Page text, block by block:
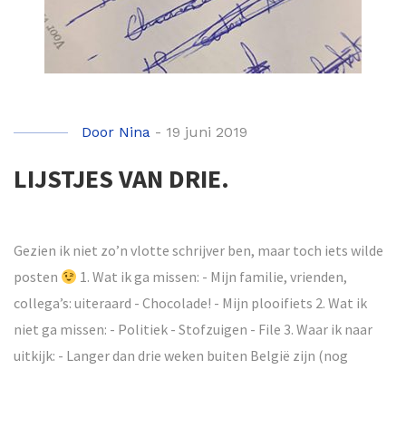
Door Nina - 19 juni 2019
LIJSTJES VAN DRIE.
Gezien ik niet zo’n vlotte schrijver ben, maar toch iets wilde
posten
1. Wat ik ga missen: - Mijn familie, vrienden,
collega’s: uiteraard - Chocolade! - Mijn plooifiets 2. Wat ik
niet ga missen: - Politiek - Stofzuigen - File 3. Waar ik naar
uitkijk: - Langer dan drie weken buiten België zijn (nog